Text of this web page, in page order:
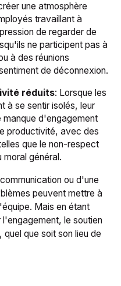
une atmosphère
travaillant à
de regarder de
ne participent pas à
à des réunions
de déconnexion.
réduits: Lorsque les
à se sentir isolés, leur
manque d'engagement
productivité, avec des
que le non-respect
moral général.
ou d'une
peuvent mettre à
Mais en étant
le soutien
que soit son lieu de